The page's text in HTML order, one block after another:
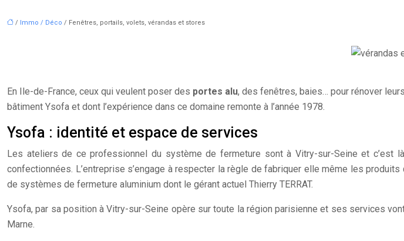
/ Immo / Déco / Fenêtres, portails, volets, vérandas et stores
En Ile-de-France, ceux qui veulent poser des portes alu, des fenêtres, baies… pour rénover
bâtiment Ysofa et dont l’expérience dans ce domaine remonte à l’année 1978.
Ysofa : identité et espace de services
Les ateliers de ce professionnel du système de fermeture sont à Vitry-sur-Seine et c’est
confectionnées. L’entreprise s’engage à respecter la règle de fabriquer elle même les
de systèmes de fermeture aluminium dont le gérant actuel Thierry TERRAT.
Ysofa, par sa position à Vitry-sur-Seine opère sur toute la région parisienne et ses services
Marne.